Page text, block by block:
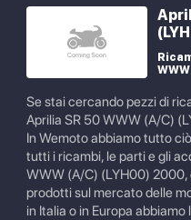
Se stai cercando pezzi di
Aprilia SR 50 WWW (A/C)
In Wemoto abbiamo tutto
tutti i ricambi, le parti e gli
WWW (A/C) (LYH00)
prodotti sul mercato delle
in Italia o in Europa